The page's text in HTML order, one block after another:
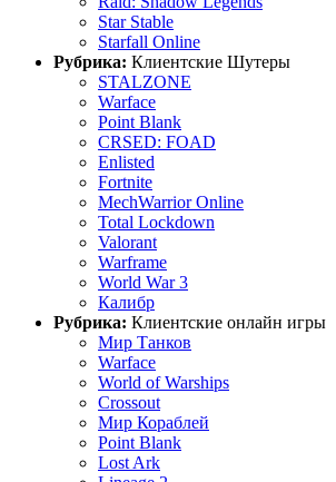
Star Stable
Starfall Online
Рубрика: Клиентские Шутеры
STALZONE
Warface
Point Blank
CRSED: FOAD
Enlisted
Fortnite
MechWarrior Online
Total Lockdown
Valorant
Warframe
World War 3
Калибр
Рубрика: Клиентские онлайн игры
Мир Танков
Warface
World of Warships
Crossout
Мир Кораблей
Point Blank
Lost Ark